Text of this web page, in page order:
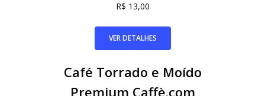
R$ 13,00
VER DETALHES
Café Torrado e Moído
Premium Caffè.com